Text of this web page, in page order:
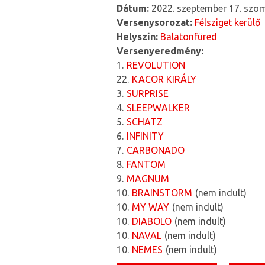
Dátum: 2022. szeptember 17.
Versenysorozat: Félsziget kerülő
Helyszín: Balatonfüred
Versenyeredmény:
1
REVOLUTION
22 KACOR KIRÁLY
3 SURPRISE
4 SLEEPWALKER
5 SCHATZ
6 INFINITY
7 CARBONADO
8 FANTOM
9 MAGNUM
10 BRAINSTORM
nem indult
10 MY WAY
nem indult
10 DIABOLO
nem indult
10 NAVAL
nem indult
10 NEMES nem indult